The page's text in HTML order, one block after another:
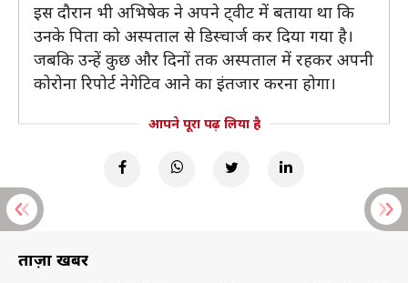
इस दौरान भी अभिषेक ने अपने ट्वीट में बताया था कि
उनके पिता को अस्पताल से डिस्चार्ज कर दिया गया है।
जबकि उन्हें कुछ और दिनों तक अस्पताल में रहकर अपनी
कोरोना रिपोर्ट नेगेटिव आने का इंतजार करना होगा।
आपने पूरा पढ़ लिया है
ताज़ा खबरें